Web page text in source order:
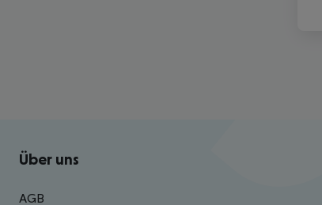
Footer navigation
Über uns
AGB